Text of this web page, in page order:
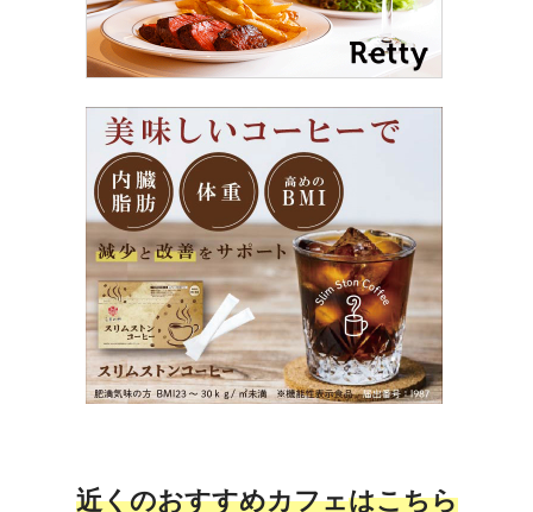
近くのおすすめカフェはこちら